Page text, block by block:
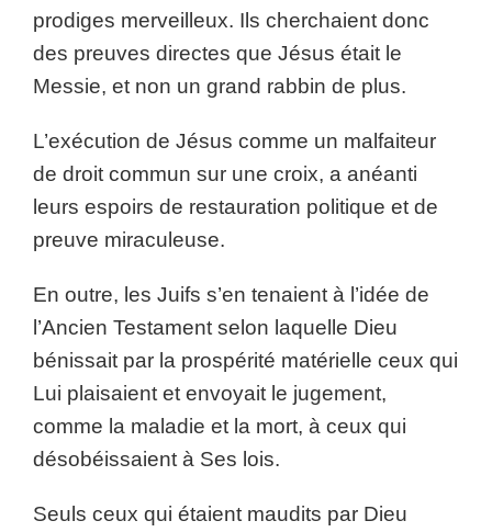
prodiges merveilleux. Ils cherchaient donc
des preuves directes que Jésus était le
Messie, et non un grand rabbin de plus.
L’exécution de Jésus comme un malfaiteur
de droit commun sur une croix, a anéanti
leurs espoirs de restauration politique et de
preuve miraculeuse.
En outre, les Juifs s’en tenaient à l’idée de
l’Ancien Testament selon laquelle Dieu
bénissait par la prospérité matérielle ceux qui
Lui plaisaient et envoyait le jugement,
comme la maladie et la mort, à ceux qui
désobéissaient à Ses lois.
Seuls ceux qui étaient maudits par Dieu